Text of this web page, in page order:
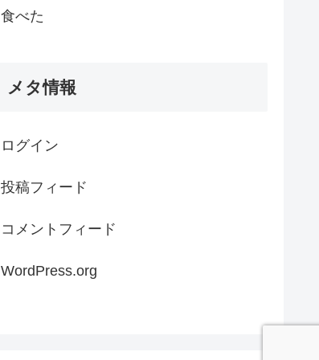
食べた
メタ情報
ログイン
投稿フィード
コメントフィード
WordPress.org